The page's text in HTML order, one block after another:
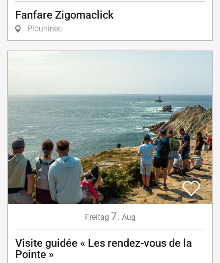
Fanfare Zigomaclick
Plouhinec
Freitag 7. Aug
Visite guidée « Les rendez-vous de la
Pointe »